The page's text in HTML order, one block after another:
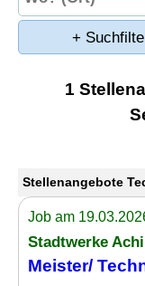
+
1
Stellenangebote
Job am
Stadtwerke
Meister/